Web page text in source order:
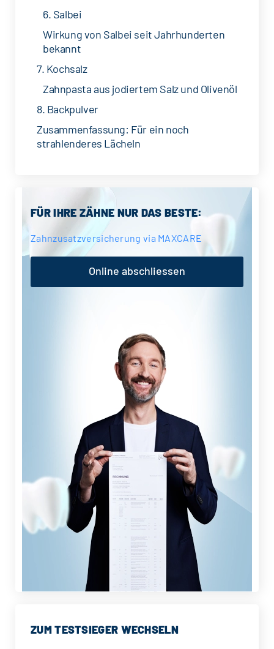
6. Salbei
Wirkung von Salbei seit Jahrhunderten
bekannt
7. Kochsalz
Zahnpasta aus jodiertem Salz und Olivenöl
8. Backpulver
Zusammenfassung: Für ein noch
strahlenderes Lächeln
Seitenspalte
FÜR IHRE ZÄHNE NUR DAS BESTE:
Zahnzusatzversicherung via MAXCARE
Online abschliessen
ZUM TESTSIEGER WECHSELN